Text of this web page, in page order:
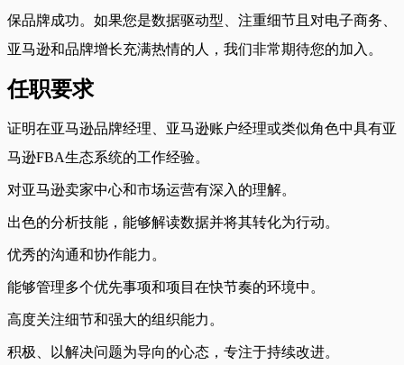
保品牌成功。如果您是数据驱动型、注重细节且对电子商务、
亚马逊和品牌增长充满热情的人，我们非常期待您的加入。
任职要求
证明在亚马逊品牌经理、亚马逊账户经理或类似角色中具有亚
马逊FBA生态系统的工作经验。
对亚马逊卖家中心和市场运营有深入的理解。
出色的分析技能，能够解读数据并将其转化为行动。
优秀的沟通和协作能力。
能够管理多个优先事项和项目在快节奏的环境中。
高度关注细节和强大的组织能力。
积极、以解决问题为导向的心态，专注于持续改进。